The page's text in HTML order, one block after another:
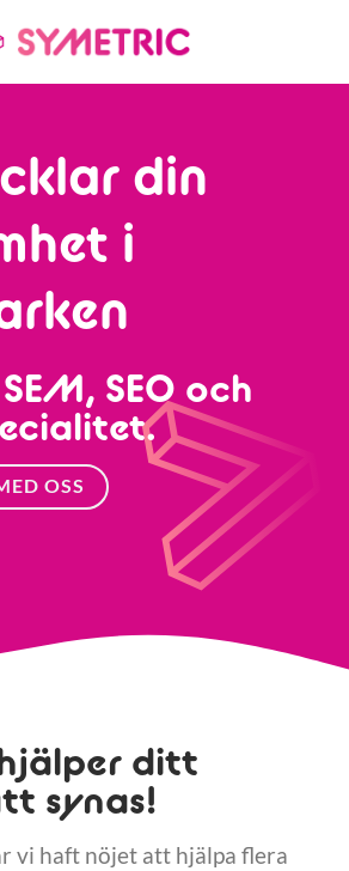
din
i
SEO och
OSS
ditt
synas!
vi haft nöjet att hjälpa flera